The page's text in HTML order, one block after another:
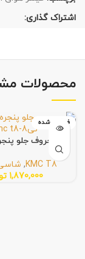
اشتراک گذاری:
محصولات
فروخته شده
حروف جلو
KMC T8
,
1,870,000